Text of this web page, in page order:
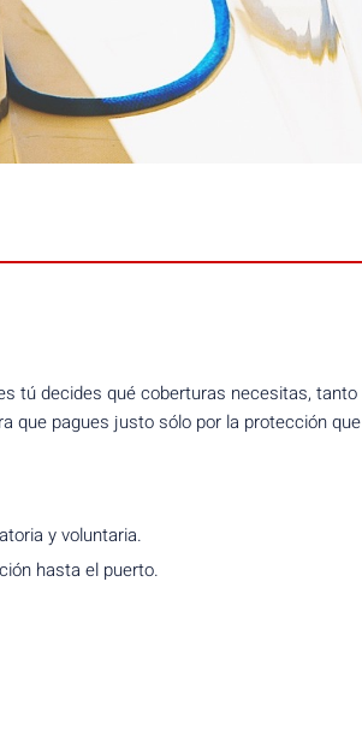
tú decides qué coberturas necesitas, tanto
que pagues justo sólo por la protección que
y voluntaria.
hasta el puerto.